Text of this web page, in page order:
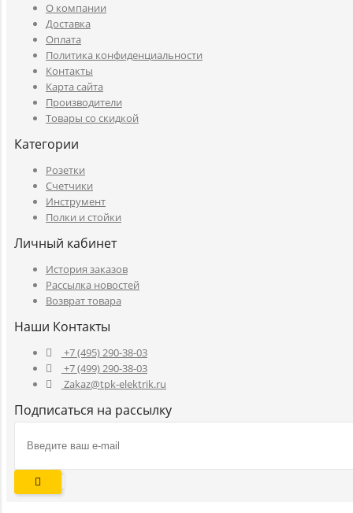
O компании
Доставка
Оплата
Политика конфиденциальности
Контакты
Карта сайта
Производители
Товары со скидкой
Категории
Розетки
Счетчики
Инструмент
Полки и стойки
Личный кабинет
История заказов
Рассылка новостей
Возврат товара
Наши Контакты
+7 (495) 290-38-03
+7 (499) 290-38-03
Zakaz@tpk-elektrik.ru
Подписаться на рассылку